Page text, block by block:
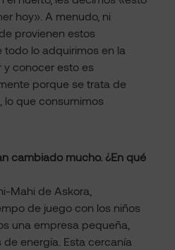
hoy». A menudo, ni
provienen estos
todo lo adquirimos en la
y conocer esto es
porque se trata de
lo que consumimos
cambiado mucho. ¿En qué
Mahi de Askora,
de juego con los niños
una empresa pequeña,
energía. Esta cercanía